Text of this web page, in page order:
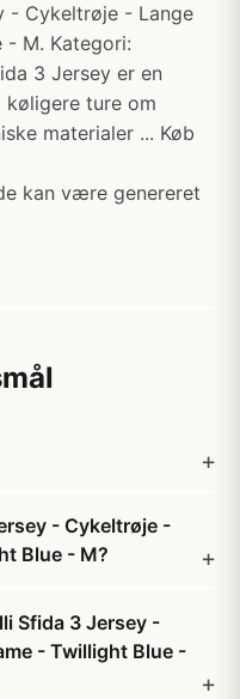
- Cykeltrøje - Lange
M. Kategori:
3 Jersey er en
ture om
materialer ... Køb
kan være genereret
- Cykeltrøje -
Blue - M?
Sfida 3 Jersey -
- Twillight Blue -